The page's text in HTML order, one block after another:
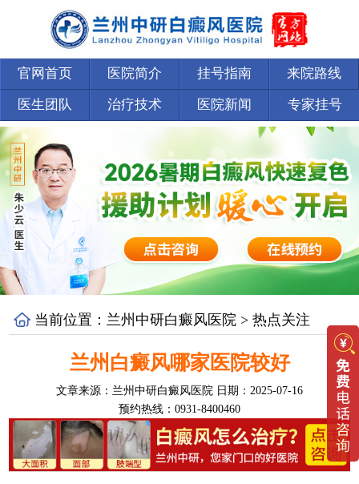
官网首页 医院简介 挂号指南 来院路线
医生团队 治疗技术 医院新闻 专家挂号
当前位置： 兰州中研白癜风医院 >热点关注
兰州白癜风哪家医院较好
文章来源： 兰州中研白癜风医院 日期：2025-07-16
预约热线：0931-8400460